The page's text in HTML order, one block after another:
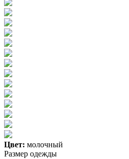
Цвет: молочный
Размер одежды